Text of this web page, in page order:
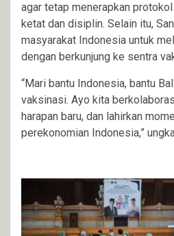
agar tetap menerapkan
ketat dan disiplin. Selain itu,
masyarakat Indonesia untuk
dengan berkunjung ke sentra
“Mari bantu Indonesia, bantu
vaksinasi. Ayo kita
harapan baru, dan lahirkan
perekonomian Indonesia,”